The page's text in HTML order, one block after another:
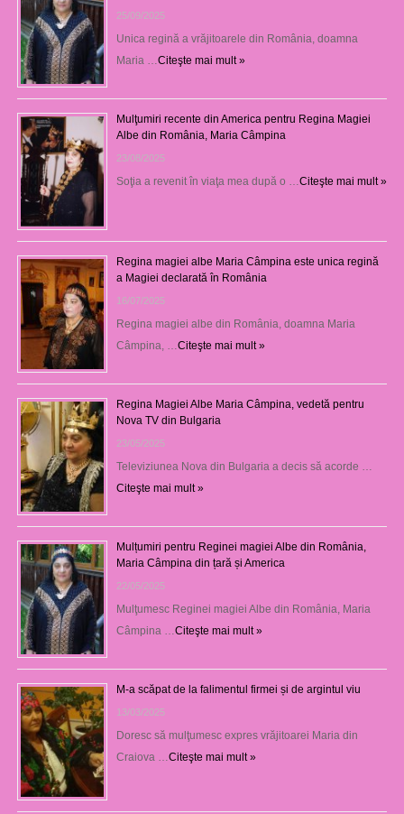
25/09/2025
Unica regină a vrăjitoarele din România, doamna
Maria … Citeşte mai mult »
Mulţumiri recente din America pentru Regina Magiei
Albe din România, Maria Câmpina
23/08/2025
Soţia a revenit în viaţa mea după o … Citeşte mai mult »
Regina magiei albe Maria Câmpina este unica regină
a Magiei declarată în România
16/07/2025
Regina magiei albe din România, doamna Maria
Câmpina, … Citeşte mai mult »
Regina Magiei Albe Maria Câmpina, vedetă pentru
Nova TV din Bulgaria
23/05/2025
Televiziunea Nova din Bulgaria a decis să acorde …
Citeşte mai mult »
Mulțumiri pentru Reginei magiei Albe din România,
Maria Câmpina din țară și America
22/05/2025
Mulţumesc Reginei magiei Albe din România, Maria
Câmpina … Citeşte mai mult »
M-a scăpat de la falimentul firmei și de argintul viu
13/03/2025
Doresc să mulţumesc expres vrăjitoarei Maria din
Craiova … Citeşte mai mult »